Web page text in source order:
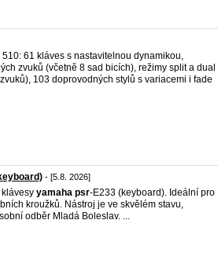
510: 61 kláves s nastavitelnou dynamikou,
zvuků (včetně 8 sad bicích), režimy split a dual
103 doprovodných stylů s variacemi i fade
- [5.8. 2026]
yamaha psr-E233 (keyboard). Ideální pro
kroužků. Nástroj je ve skvělém stavu,
odběr Mladá Boleslav. ...